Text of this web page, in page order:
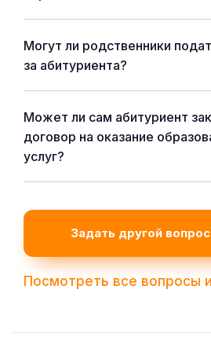
Могут ли родственники
за абитуриента?
Может ли сам абитуриент
договор на оказание
услуг?
Задать другой вопрос
Посмотреть все вопросы